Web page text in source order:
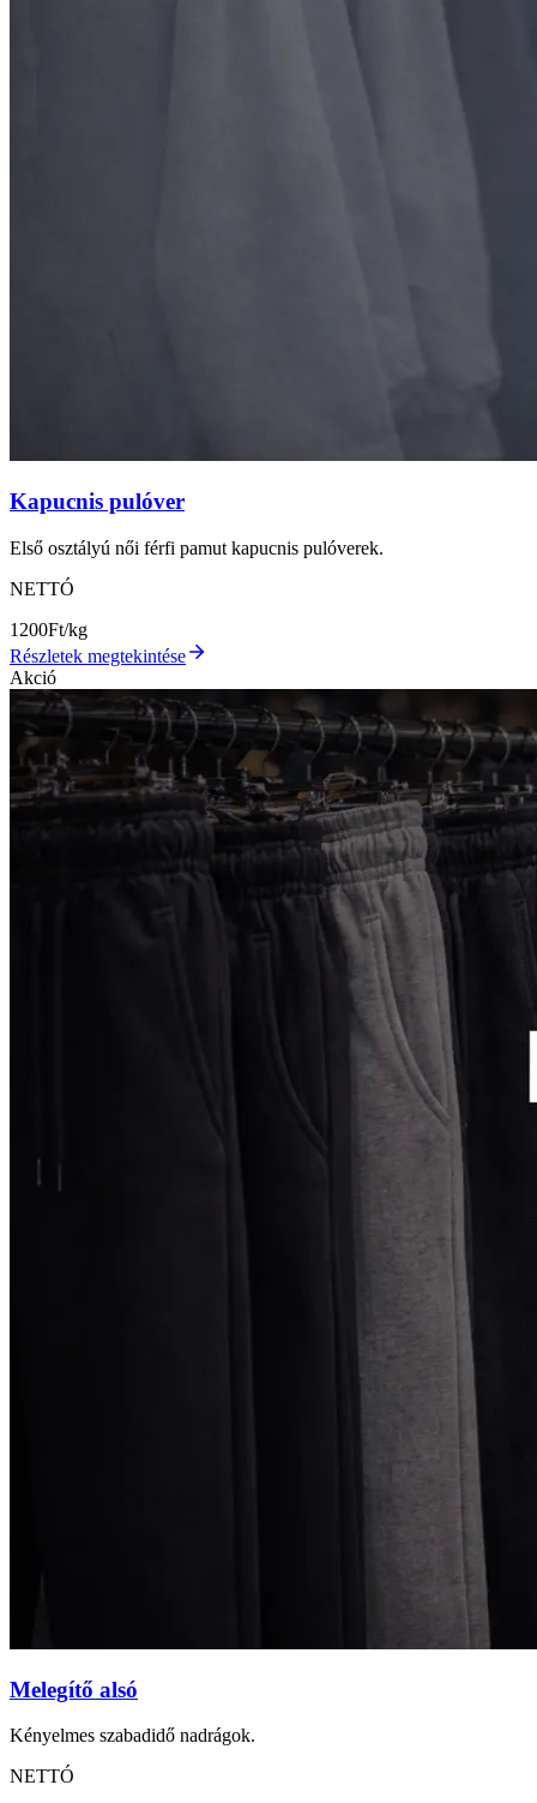
Kapucnis pulóver
Első osztályú női férfi pamut kapucnis pulóverek.
NETTÓ
1200Ft/kg
Részletek megtekintése
Akció
Melegítő alsó
Kényelmes szabadidő nadrágok.
NETTÓ